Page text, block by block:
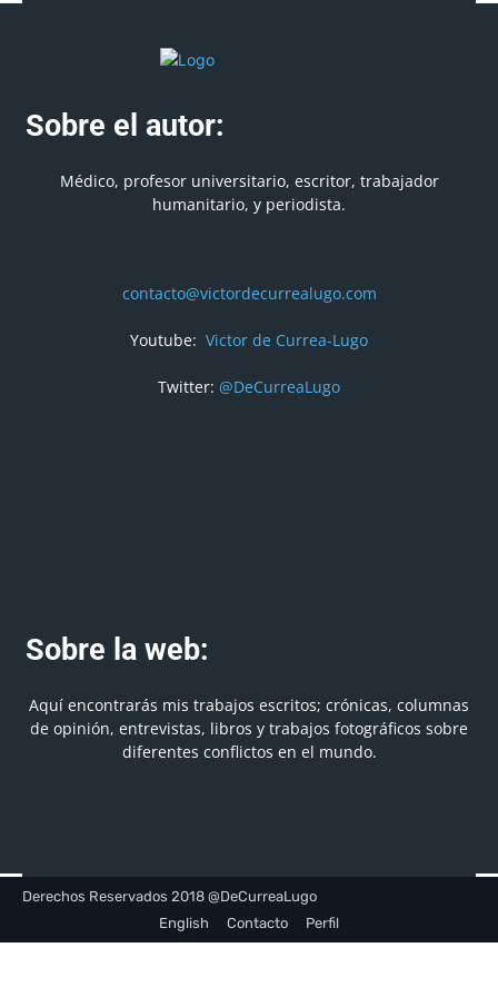
Sobre el autor:
Médico, profesor universitario, escritor, trabajador
humanitario, y periodista.
contacto@victordecurrealugo.com
Youtube: Victor de Currea-Lugo
Twitter: @DeCurreaLugo
Sobre la web:
Aquí encontrarás mis trabajos escritos; crónicas, columnas
de opinión, entrevistas, libros y trabajos fotográficos sobre
diferentes conflictos en el mundo.
Derechos Reservados 2018 @DeCurreaLugo
English
Contacto Perfil